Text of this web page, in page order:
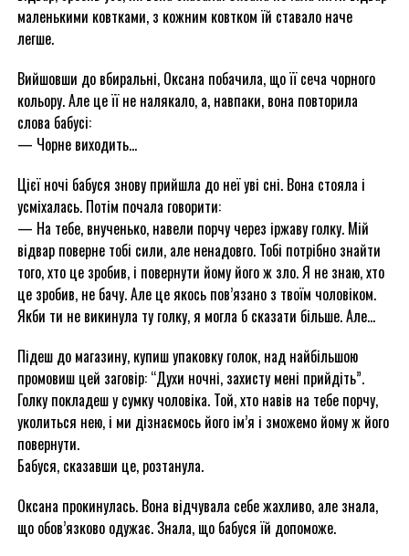
маленькими ковтками, з кожним ковтком їй ставало наче
легше.
Вийшовши до вбиральні, Оксана побачила, що її сеча чорного
кольору. Але це її не налякало, а, навпаки, вона повторила
слова бабусі:
— Чорне виходить…
Цієї ночі бабуся знову прийшла до неї уві сні. Вона стояла і
усміхалась. Потім почала говорити:
— На тебе, внученько, навели порчу через іржаву голку. Мій
відвар поверне тобі сили, але ненадовго. Тобі потрібно знайти
того, хто це зробив, і повернути йому його ж зло. Я не знаю, хто
це зробив, не бачу. Але це якось пов’язано з твоїм чоловіком.
Якби ти не викинула ту голку, я могла б сказати більше. Але…
Підеш до магазину, купиш упаковку голок, над найбільшою
промовиш цей заговір: “Духи ночні, захисту мені прийдіть”.
Голку покладеш у сумку чоловіка. Той, хто навів на тебе порчу,
уколиться нею, і ми дізнаємось його ім’я і зможемо йому ж його
повернути.
Бабуся, сказавши це, розтанула.
Оксана прокинулась. Вона відчувала себе жахливо, але знала,
що обов’язково одужає. Знала, що бабуся їй допоможе.